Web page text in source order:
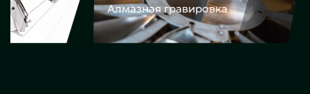
Алмазная гравировка